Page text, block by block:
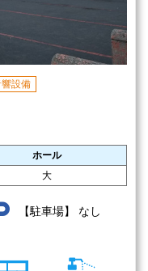
設備
ホール
大
【駐車場】 なし